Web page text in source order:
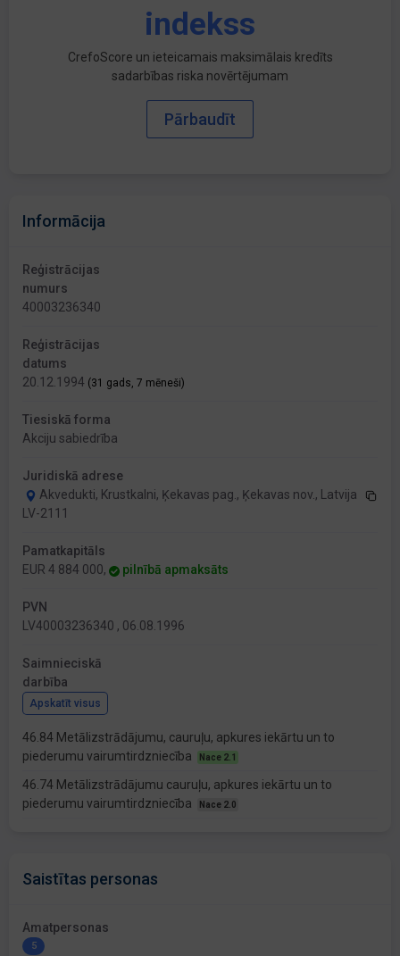
indekss
CrefoScore un ieteicamais maksimālais kredīts
sadarbības riska novērtējumam
Pārbaudīt
Informācija
Reģistrācijas
numurs
40003236340
Reģistrācijas
datums
20.12.1994 (31 gads, 7 mēneši)
Tiesiskā forma
Akciju sabiedrība
Juridiskā adrese
Akvedukti, Krustkalni, Ķekavas pag., Ķekavas nov., Latvija
LV-2111
Pamatkapitāls
EUR 4 884 000,
pilnībā apmaksāts
PVN
LV40003236340 , 06.08.1996
Saimnieciskā
darbība
Apskatīt visus
46.84 Metālizstrādājumu, cauruļu, apkures iekārtu un to
piederumu vairumtirdzniecība
Nace 2.1
46.74 Metālizstrādājumu cauruļu, apkures iekārtu un to
piederumu vairumtirdzniecība
Nace 2.0
Saistītas personas
Amatpersonas
5